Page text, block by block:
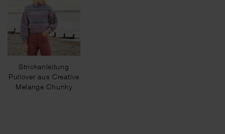
Strickanleitung
Pullover aus Creative
Melange Chunky